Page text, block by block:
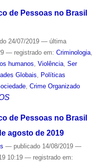
de Pessoas no Brasil
24/07/2019 — última
— registrado em: Criminologia,
humanos Violência, Ser
Globais
Políticas
, Crime Organizado
de Pessoas no Brasil
agosto de 2019
— publicado14/08/2019 —
10:19 — registrado em: